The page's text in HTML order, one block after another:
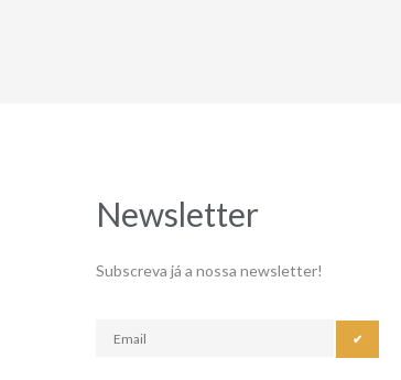
Newsletter
Subscreva já a nossa newsletter!
✔